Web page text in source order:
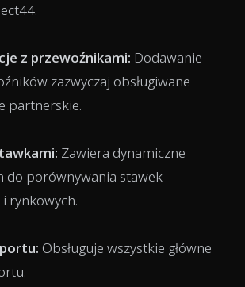
z przewoźnikami: Dodawanie
zazwyczaj obsługiwane
partnerskie.
Zawiera dynamiczne
do porównywania stawek
rynkowych.
Obsługuje wszystkie główne